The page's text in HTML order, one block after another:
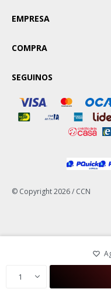
1
EMPRESA
COMPRA
SEGUINOS
© Copyright 2026 / CCN